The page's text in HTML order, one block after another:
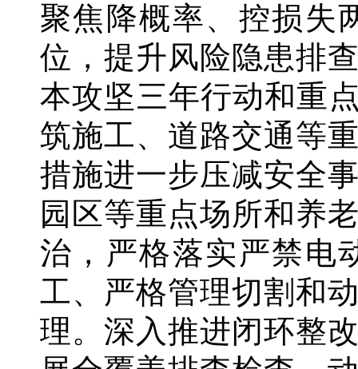
聚焦降概率、控损失
位，提升风险隐患排
本攻坚三年行动和重
筑施工、道路交通等
措施进一步压减安全
园区等重点场所和养
治，严格落实严禁电
工、严格管理切割和
理。深入推进闭环整